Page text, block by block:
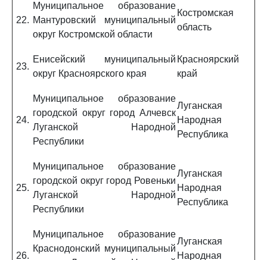
22.
Муниципальное образование
Мантуровский муниципальный
округ Костромской области
Костромская
область
23.
Енисейский муниципальный
округ Красноярского края
Красноярский
край
24.
Муниципальное образование
городской округ город Алчевск
Луганской Народной
Республики
Луганская
Народная
Республика
25.
Муниципальное образование
городской округ город Ровеньки
Луганской Народной
Республики
Луганская
Народная
Республика
26.
Муниципальное образование
Краснодонский муниципальный
Луганская
Народная